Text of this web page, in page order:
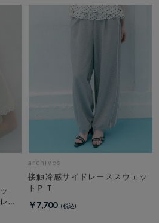
イ
archives
接触冷感サイドレーススウェッ
トＰＴ
￥7,700